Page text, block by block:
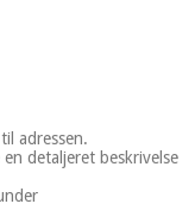
adressen.
detaljeret beskrivelse